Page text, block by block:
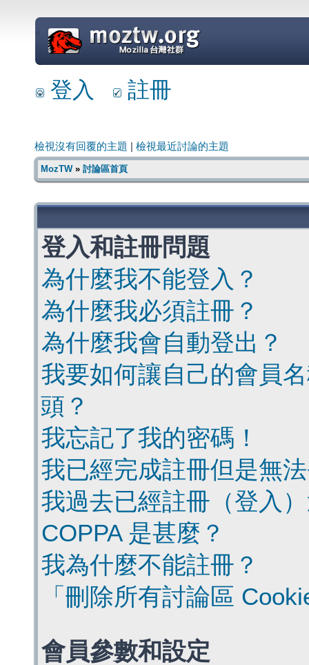
=
登入 註冊
檢視沒有回覆的主題 檢視最近討論的主題
MozTW» 討論區首頁
登入和註冊問題
為什麼我不能登入？
為什麼我必須註冊？
為什麼我會自動登出？
我要如何讓自己的會員
頭？
我忘記了我的密碼！
我已經完成註冊但是無
我過去已經註冊（登入
COPPA 是甚麼？
我為什麼不能註冊？
「刪除所有討論區
會員參數和設定